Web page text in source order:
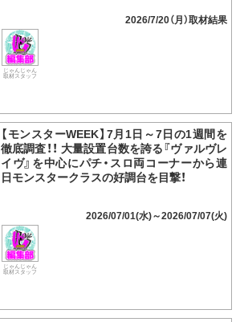
2026/7/20（月）
じゃんじゃん
取材スタッフ
【モンスターWEEK】7月1日～7日の1週間を
徹底調査！！ 大量設置台数を誇る『ヴァルヴレ
イヴ』を中心にパチ・スロ両コーナーから連
日モンスタークラスの好調台を目撃！
2026/07/01(水)～2026/07/07(火)
じゃんじゃん
取材スタッフ